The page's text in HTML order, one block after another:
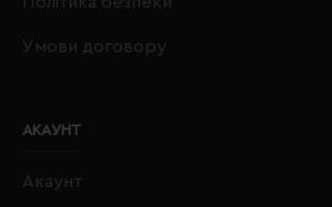
Умови договору
АКАУНТ
Акаунт